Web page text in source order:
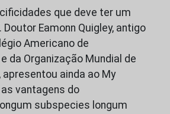
que deve ter um
Eamonn Quigley, antigo
Americano de
da Organização Mundial de
ainda ao My
vantagens do
subspecies longum